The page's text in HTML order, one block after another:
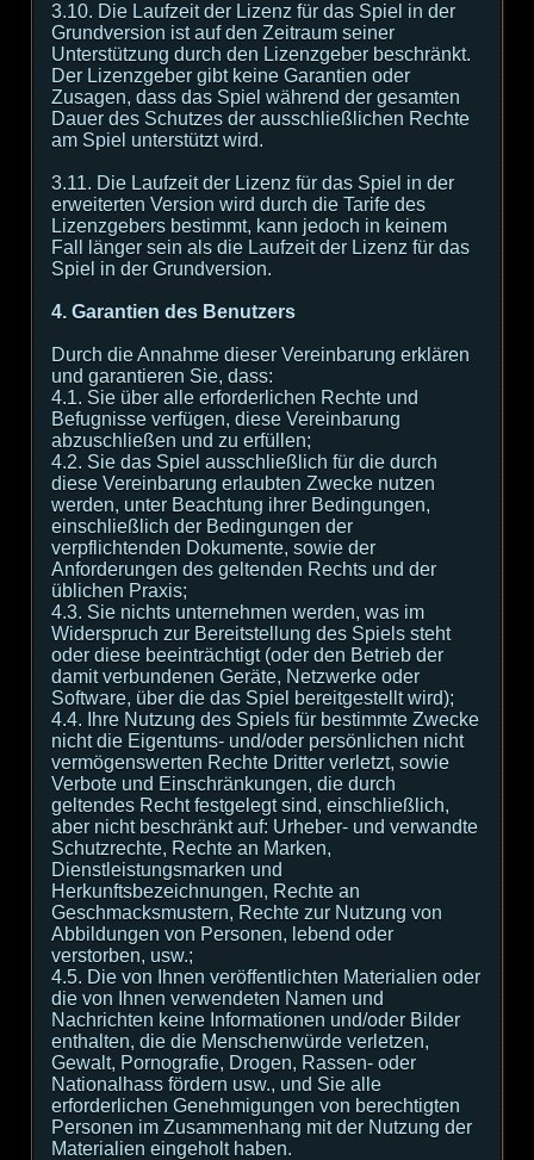
3.10. Die Laufzeit der Lizenz für das Spiel in der
Grundversion ist auf den Zeitraum seiner
Unterstützung durch den Lizenzgeber beschränkt.
Der Lizenzgeber gibt keine Garantien oder
Zusagen, dass das Spiel während der gesamten
Dauer des Schutzes der ausschließlichen Rechte
am Spiel unterstützt wird.
3.11. Die Laufzeit der Lizenz für das Spiel in der
erweiterten Version wird durch die Tarife des
Lizenzgebers bestimmt, kann jedoch in keinem
Fall länger sein als die Laufzeit der Lizenz für das
Spiel in der Grundversion.
4. Garantien des Benutzers
Durch die Annahme dieser Vereinbarung erklären
und garantieren Sie, dass:
4.1. Sie über alle erforderlichen Rechte und
Befugnisse verfügen, diese Vereinbarung
abzuschließen und zu erfüllen;
4.2. Sie das Spiel ausschließlich für die durch
diese Vereinbarung erlaubten Zwecke nutzen
werden, unter Beachtung ihrer Bedingungen,
einschließlich der Bedingungen der
verpflichtenden Dokumente, sowie der
Anforderungen des geltenden Rechts und der
üblichen Praxis;
4.3. Sie nichts unternehmen werden, was im
Widerspruch zur Bereitstellung des Spiels steht
oder diese beeinträchtigt (oder den Betrieb der
damit verbundenen Geräte, Netzwerke oder
Software, über die das Spiel bereitgestellt wird);
4.4. Ihre Nutzung des Spiels für bestimmte Zwecke
nicht die Eigentums- und/oder persönlichen nicht
vermögenswerten Rechte Dritter verletzt, sowie
Verbote und Einschränkungen, die durch
geltendes Recht festgelegt sind, einschließlich,
aber nicht beschränkt auf: Urheber- und verwandte
Schutzrechte, Rechte an Marken,
Dienstleistungsmarken und
Herkunftsbezeichnungen, Rechte an
Geschmacksmustern, Rechte zur Nutzung von
Abbildungen von Personen, lebend oder
verstorben, usw.;
4.5. Die von Ihnen veröffentlichten Materialien oder
die von Ihnen verwendeten Namen und
Nachrichten keine Informationen und/oder Bilder
enthalten, die die Menschenwürde verletzen,
Gewalt, Pornografie, Drogen, Rassen- oder
Nationalhass fördern usw., und Sie alle
erforderlichen Genehmigungen von berechtigten
Personen im Zusammenhang mit der Nutzung der
Materialien eingeholt haben.